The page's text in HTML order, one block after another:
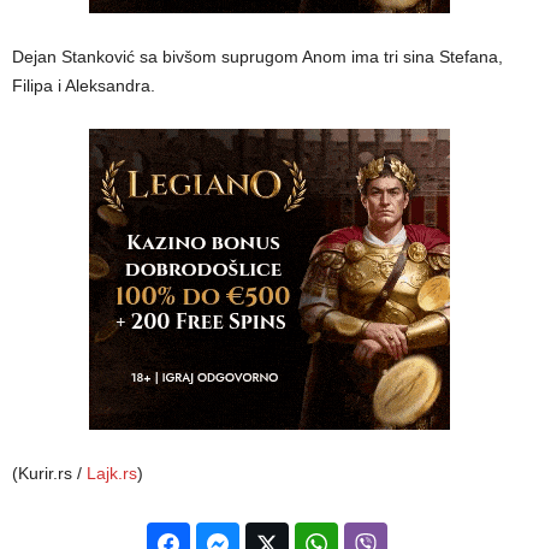
Dejan Stanković sa bivšom suprugom Anom ima tri sina Stefana,
Filipa i Aleksandra.
(Kurir.rs / Lajk.rs)